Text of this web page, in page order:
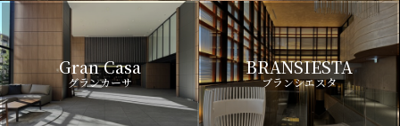
Gran Casa
グランカーサ
BRANSIESTA
ブランシエスタ